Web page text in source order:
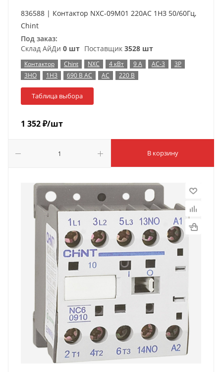
836588 | Контактор NXC-09M01 220AC 1НЗ 50/60Гц,
Chint
Под заказ:
Склад АйДи 0 шт Поставщик 3528 шт
Контактор Chint NXC 4 кВт 9 А AC-3
3P
3НО
1НЗ 690 В AC AC 220 В
Таблица выбора
1 352₽/шт
В корзину